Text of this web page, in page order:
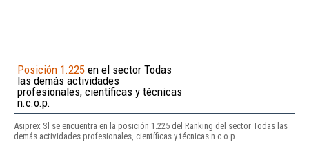
Posición 1.225 en el sector Todas
las demás actividades
profesionales, científicas y técnicas
n.c.o.p.
Asiprex Sl se encuentra en la posición 1.225 del Ranking del sector Todas las
demás actividades profesionales, científicas y técnicas n.c.o.p..